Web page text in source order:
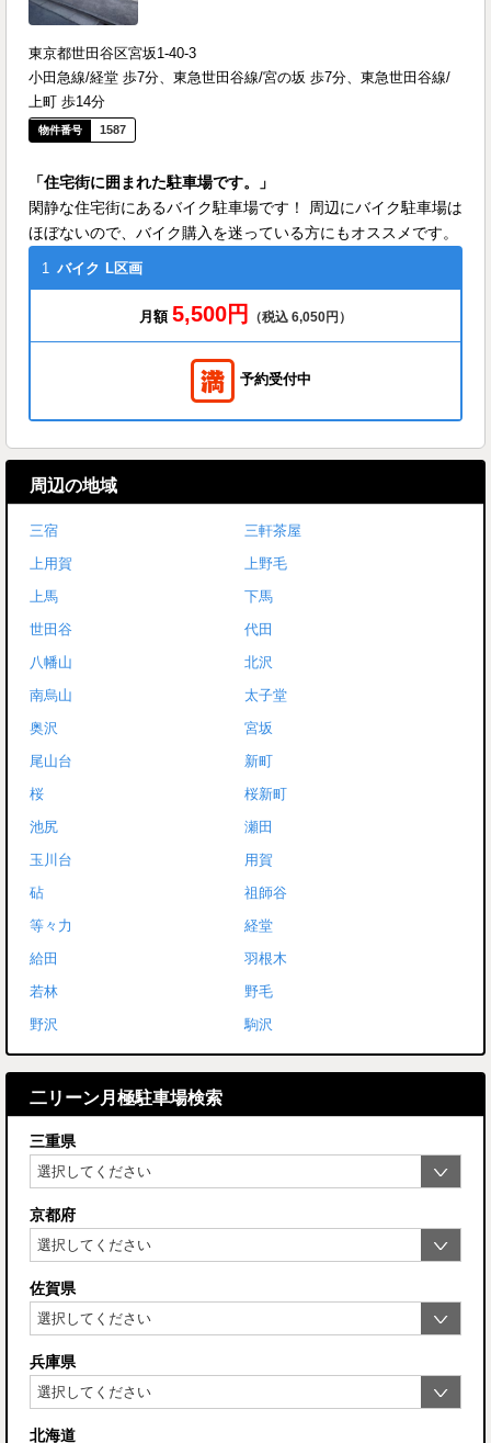
東京都世田谷区宮坂1-40-3
小田急線/経堂 歩7分、東急世田谷線/宮の坂 歩7分、東急世田谷線/
上町 歩14分
1587
「住宅街に囲まれた駐車場です。」
閑静な住宅街にあるバイク駐車場です！ 周辺にバイク駐車場は
ほぼないので、バイク購入を迷っている方にもオススメです。
1 バイク L区画
月額 5,500円 （税込 6,050円）
予約受付中
周辺の地域
三宿
三軒茶屋
上用賀
上野毛
上馬
下馬
世田谷
代田
八幡山
北沢
南烏山
太子堂
奥沢
宮坂
尾山台
新町
桜
桜新町
池尻
瀬田
玉川台
用賀
砧
祖師谷
等々力
経堂
給田
羽根木
若林
野毛
野沢
駒沢
二リーン月極駐車場検索
三重県
京都府
佐賀県
兵庫県
北海道